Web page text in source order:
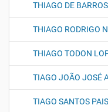
THIAGO DE
THIAGO RODRIGO
THIAGO TODON
TIAGO JOÃO JOSÉ
TIAGO SANTOS